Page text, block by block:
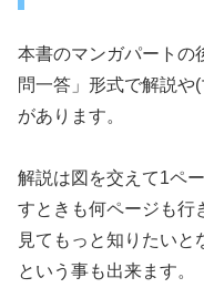
本書のマンガパートの
問一答」形式で解説や
があります。
解説は図を交えて1ペ
すときも何ページも行
見てもっと知りたいと
という事も出来ます。